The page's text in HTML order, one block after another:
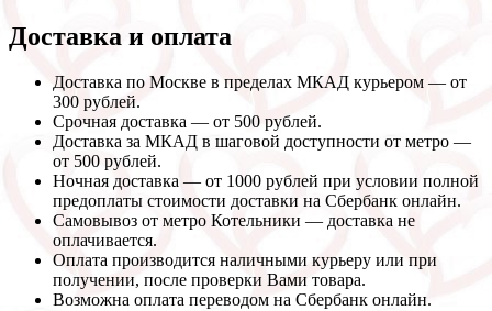
Доставка и оплата
Доставка по Москве в пределах МКАД курьером — от
300 рублей.
Срочная доставка — от 500 рублей.
Доставка за МКАД в шаговой доступности от метро —
от 500 рублей.
Ночная доставка — от 1000 рублей при условии полной
предоплаты стоимости доставки на Сбербанк онлайн.
Самовывоз от метро Котельники — доставка не
оплачивается.
Оплата производится наличными курьеру или при
получении, после проверки Вами товара.
Возможна оплата переводом на Сбербанк онлайн.